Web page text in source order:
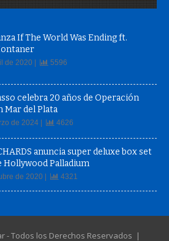
If The World Was Ending ft.
de 2020 | 5596
celebra 20 años de Operación
Mar del Plata
de 2024 | 4626
anuncia super deluxe box set
Hollywood Palladium
de 2020 | 4321
- Todos los Derechos Reservados |